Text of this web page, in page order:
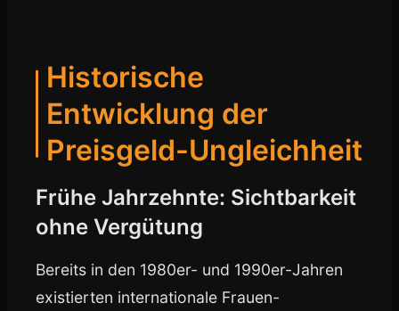
Historische
Entwicklung der
Preisgeld-Ungleichheit
Frühe Jahrzehnte: Sichtbarkeit
ohne Vergütung
Bereits in den 1980er- und 1990er-Jahren
existierten internationale Frauen-